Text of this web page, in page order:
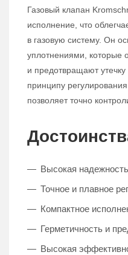
Газовый клапан
исполнение, что
в газовую систему. Он
уплотнениями, которые
и предотвращают
принципу
позволяет точно
Высокая
Точное и плавное
Компактное
Герметичность и
Высокая